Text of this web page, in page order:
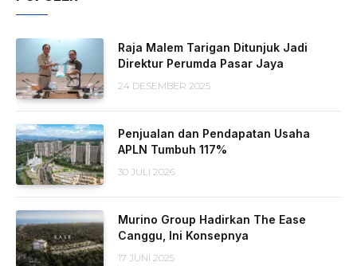
Raja Malem Tarigan Ditunjuk Jadi
Direktur Perumda Pasar Jaya
24 DESEMBER 2025
Penjualan dan Pendapatan Usaha
APLN Tumbuh 117%
30 JULI 2026
Murino Group Hadirkan The Ease
Canggu, Ini Konsepnya
17 JUNI 2025